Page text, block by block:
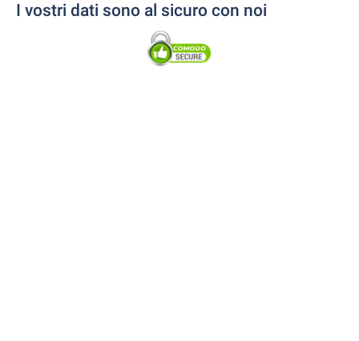
I vostri dati sono al sicuro con noi